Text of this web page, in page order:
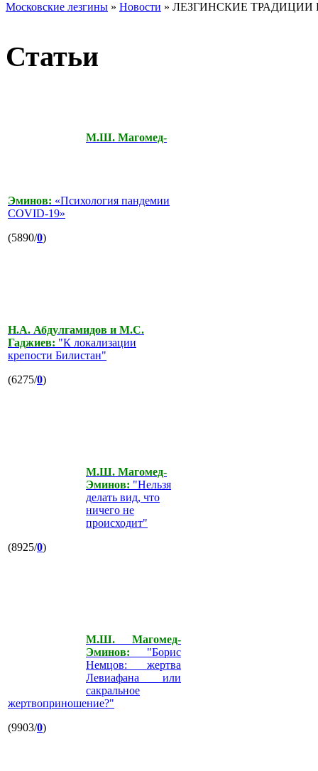
Московские лезгины » Новости » ЛЕЗГИНСКИЕ ТРАДИЦИИ
Статьи
М.Ш. Магомед-
Эминов: «Психология пандемии
COVID-19»
(5890/0)
Н.А. Абдулгамидов и М.С.
Гаджиев: "К локализации
крепости Билистан"
(6275/0)
М.Ш. Магомед-
Эминов: "Нельзя
делать вид, что
ничего не
происходит"
(8925/0)
М.Ш. Магомед-
Эминов: "Борис
Немцов: жертва
Левиафана или
сакральное
жертвоприношение?"
(9903/0)